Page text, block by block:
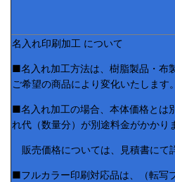
名入れ印刷加工 について
■名入れ加工方法は、樹脂製品・布
ご希望の商品により変化いたします。
■名入れ加工の場合、本体価格とは
れ代（数量分）が別途料金がかかり
販売価格については、見積書にて
■フルカラー印刷対応品は、（転写